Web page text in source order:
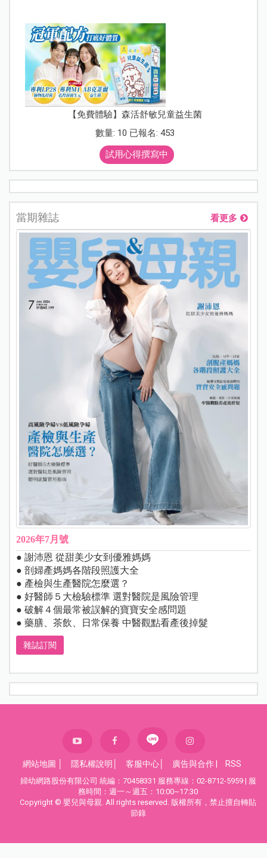
【免費體驗】森活舒敏兒童益生菌
數量: 10 已報名: 453
試用心得撰寫中
當期雜誌 看更多
2026年7月號
● 謝沛恩 從甜美少女到優雅媽媽
● 剖婦產媽媽各階段照護大全
● 產檢與生產醫院怎麼選？
● 好醫師５大檢驗標準 選對醫院是風險管理
● 破解４個最常被誤解的寶寶安全感問題
● 藥膳、茶飲、日常保養 中醫觀點看產後掉髮
雜誌訂閱
網站地圖 隱私權說明 客服中心 廣告與合作 RSS
婦幼網路股份有限公司 統編：70458331 服務專線：02-8712-5959 | 服
務時間：週一～週五：10:00~17:30
Copyright © 嬰兒與母親. All rights reserved. 版權所有，禁止擅自轉貼
節錄